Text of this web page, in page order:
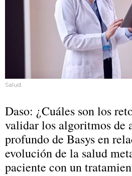
Salud.
Daso: ¿Cuáles son los
validar los algoritmos de
profundo de Basys en
evolución de la salud
paciente con un